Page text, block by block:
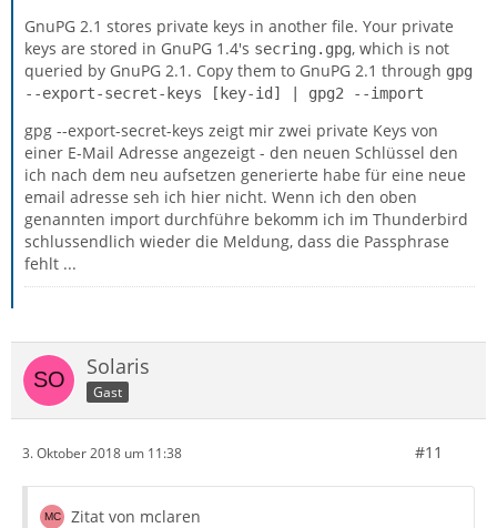
GnuPG 2.1 stores private keys in another file. Your private
keys are stored in GnuPG 1.4's secring.gpg, which is not
queried by GnuPG 2.1. Copy them to GnuPG 2.1 through gpg
--export-secret-keys [key-id] | gpg2 --import
gpg --export-secret-keys zeigt mir zwei private Keys von
einer E-Mail Adresse angezeigt - den neuen Schlüssel den
ich nach dem neu aufsetzen generierte habe für eine neue
email adresse seh ich hier nicht. Wenn ich den oben
genannten import durchführe bekomm ich im Thunderbird
schlussendlich wieder die Meldung, dass die Passphrase
fehlt ...
Solaris
Gast
3. Oktober 2018 um 11:38 #11
Zitat von mclaren